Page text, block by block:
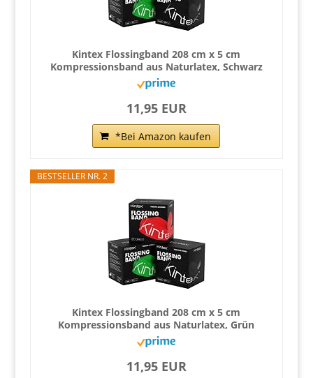
Kintex Flossingband 208 cm x 5 cm
Kompressionsband aus Naturlatex, Schwarz
11,95 EUR
*Bei Amazon kaufen
BESTSELLER NR. 2
Kintex Flossingband 208 cm x 5 cm
Kompressionsband aus Naturlatex, Grün
11,95 EUR